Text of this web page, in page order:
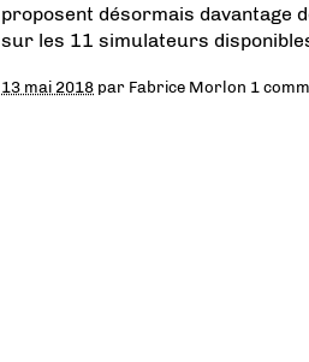
proposent désormais davantage
sur les 11 simulateurs
13 mai 2018 par Fabrice Morlon 1